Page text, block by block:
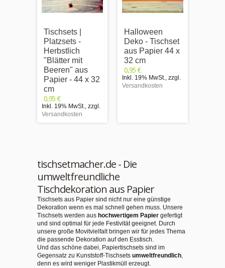
Tischsets |
Platzsets -
Herbstlich
"Blätter mit
Beeren" aus
Papier - 44 x 32
cm
0,95 €
Inkl. 19% MwSt., zzgl.
Versandkosten
Halloween
Deko - Tischset
aus Papier 44 x
32 cm
0,95 €
Inkl. 19% MwSt., zzgl.
Versandkosten
tischsetmacher.de - Die
umweltfreundliche
Tischdekoration aus Papier
Tischsets aus Papier sind nicht nur eine günstige
Dekoration wenn es mal schnell gehen muss. Unsere
Tischsets werden aus hochwertigem Papier gefertigt
und sind optimal für jede Festivität geeignet. Durch
unsere große Movitvielfalt bringen wir für jedes Thema
die passende Dekoration auf den Esstisch.
Und das schöne dabei, Papiertischsets sind im
Gegensatz zu Kunststoff-Tischsets umweltfreundlich,
denn es wird weniger Plastikmüll erzeugt.